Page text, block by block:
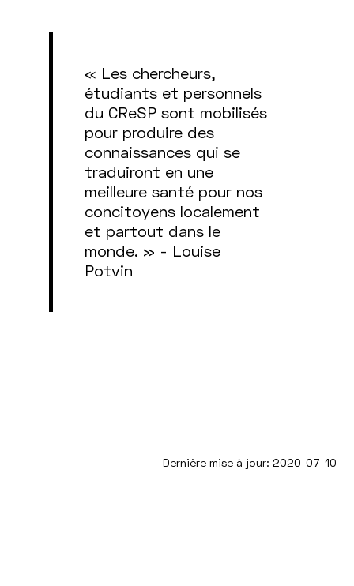
« Les chercheurs,
étudiants et personnels
du CReSP sont mobilisés
pour produire des
connaissances qui se
traduiront en une
meilleure santé pour nos
concitoyens localement
et partout dans le
monde. » - Louise
Potvin
Dernière mise à jour: 2020-07-10